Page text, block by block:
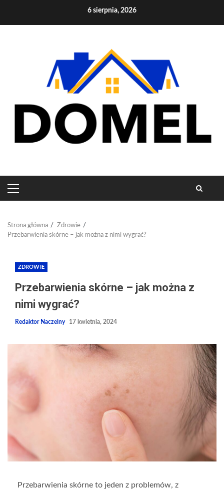
6 sierpnia, 2026
PRIMARY
MENU
Strona główna
Zdrowie
Przebarwienia skórne – jak można z nimi wygrać?
ZDROWIE
Przebarwienia skórne – jak można z
nimi wygrać?
Redaktor Naczelny 17 kwietnia, 2024
Przebarwienia skórne to jeden z problemów, z